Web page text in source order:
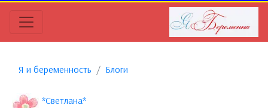
Я и беременность Блоги
*Светлана*